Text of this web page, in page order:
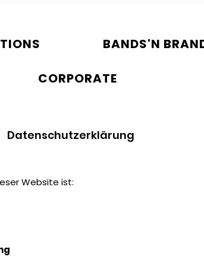
BANDS'N
CORPORATE
Datenschutzerklärung
Website ist: